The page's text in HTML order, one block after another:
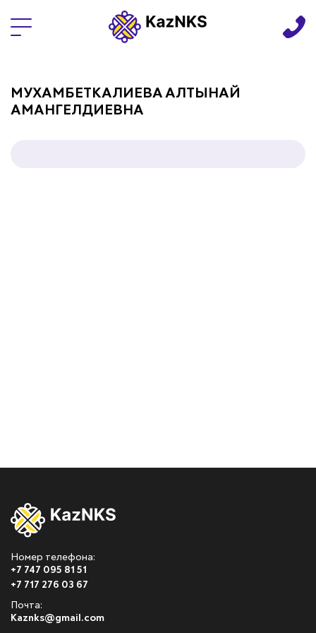
МУХАМБЕТКАЛИЕВА АЛТЫНАЙ
АМАНГЕЛДИЕВНА
Номер телефона:
+7 747 095 81 51
+7 717 276 03 67
Почта:
Kaznks@gmail.com